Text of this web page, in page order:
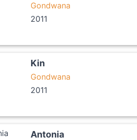
Gondwana
2011
Kin
Gondwana
2011
Antonia